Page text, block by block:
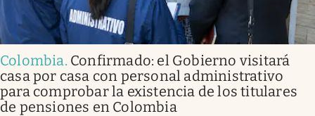
Colombia. Confirmado: el Gobierno visitará
casa por casa con personal administrativo
para comprobar la existencia de los titulares
de pensiones en Colombia